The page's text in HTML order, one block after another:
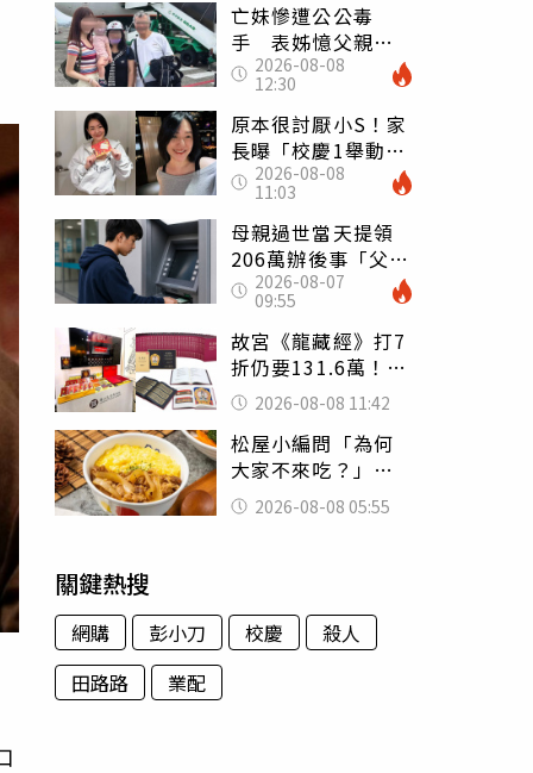
亡妹慘遭公公毒
手 表姊憶父親節
前夕：小舅舅仍到
殯儀館陪她說話
2026-08-08
12:30
原本很討厭小S！家
長曝「校慶1舉動」
讓她徹底改觀 網
友洗版認證
2026-08-08
11:03
母親過世當天提領
206萬辦後事「父子
遭判刑」 律師：
搶錢先下手是罪
2026-08-07
09:55
故宮《龍藏經》打7
折仍要131.6萬！
店員曝：有人原價
188萬付現購買
2026-08-08 11:42
松屋小編問「為何
大家不來吃？」
一票人點出3大問
題：滿手好牌打到
2026-08-08 05:55
關鍵熱搜
網購 彭小刀 校慶
殺人
田路路
業配